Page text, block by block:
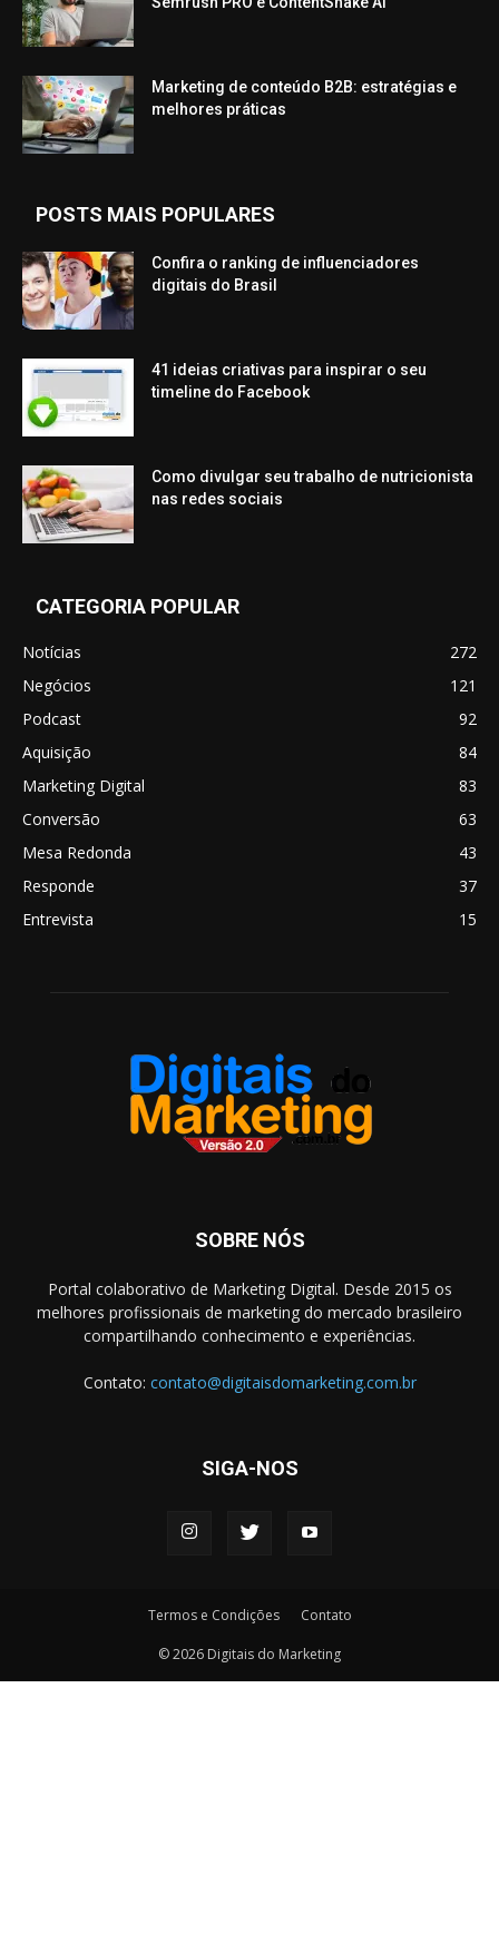
Marketing de conteúdo B2B: estratégias e
melhores práticas
POSTS MAIS POPULARES
Confira o ranking de influenciadores
digitais do Brasil
41 ideias criativas para inspirar o seu
timeline do Facebook
Como divulgar seu trabalho de nutricionista
nas redes sociais
CATEGORIA POPULAR
Notícias
272
Negócios
121
Podcast
92
Aquisição
84
Marketing Digital
83
Conversão
63
Mesa Redonda
43
Responde
37
Entrevista
15
SOBRE NÓS
Portal colaborativo de Marketing Digital. Desde 2015 os
melhores profissionais de marketing do mercado brasileiro
compartilhando conhecimento e experiências.
Contato: contato@digitaisdomarketing.com.br
SIGA-NOS
Termos e Condições Contato
© 2026 Digitais do Marketing